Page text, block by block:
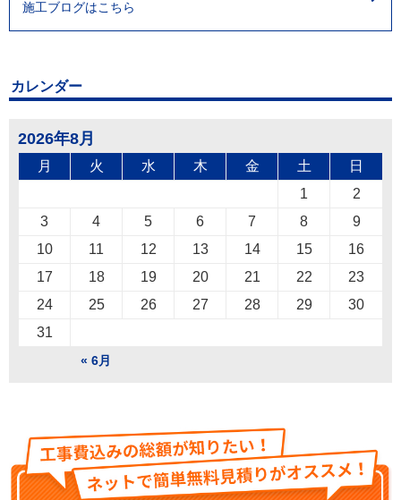
施工ブログはこちら
カレンダー
2026年8月
月 火 水 木 金 土 日
« 6月
1
2
3
4 5 6 7 8
9
10
11 12 13 14 15
16
17
18 19 20 21 22
23
24
25 26 27 28 29
30
31